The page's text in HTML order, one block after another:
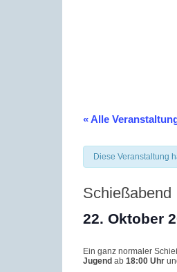
« Alle
Diese Veranstaltung
Schießabend
22. Oktober
Ein ganz normaler
Jugend ab 18:00 Uhr